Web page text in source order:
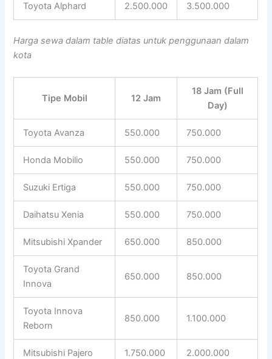
Toyota Alphard 2.500.000 3.500.000
Harga sewa dalam table diatas untuk penggunaan dalam
kota
Tipe Mobil 12 Jam
18 Jam (Full
Day)
Toyota Avanza 550.000 750.000
Honda Mobilio 550.000 750.000
Suzuki Ertiga 550.000 750.000
Daihatsu Xenia 550.000 750.000
Mitsubishi Xpander 650.000 850.000
Toyota Grand
Innova
650.000 850.000
Toyota Innova
Reborn
850.000 1.100.000
Mitsubishi Pajero 1.750.000 2.000.000